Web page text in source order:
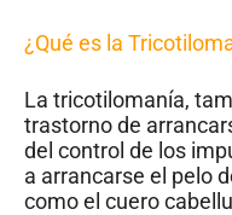
¿Qué es la
La tricotilomanía,
trastorno de
del control de los
a arrancarse el pelo
como el cuero